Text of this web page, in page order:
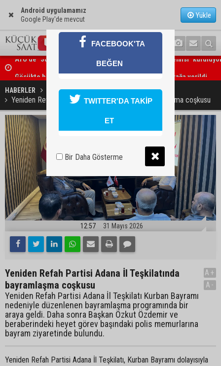
Android uygulamamız
Google Play'de mevcut
Yükle
Göçükte hayatını kaybeden Bekir Çelik, Kozan'da toprağa verildi
HABERLER SİYASET
Yeniden Refah Partisi Adana İl Teşkilatında bayramlaşma coşkusu
12:57 31 Mayıs 2026
Yeniden Refah Partisi Adana İl Teşkilatında
bayramlaşma coşkusu
Yeniden Refah Partisi Adana İl Teşkilatı Kurban Bayramı
nedeniyle düzenlenen bayramlaşma programında bir
araya geldi. Daha sonra Başkan Özkut Özdemir ve
beraberindeki heyet görev başındaki polis memurlarına
bayram ziyaretinde bulundu.
A+
A-
Yeniden Refah Partisi Adana İl Teşkilatı, Kurban Bayramı dolayısıyla
FACEBOOK'TA
BEĞEN
TWITTER'DA TAKİP
ET
Bir Daha Gösterme